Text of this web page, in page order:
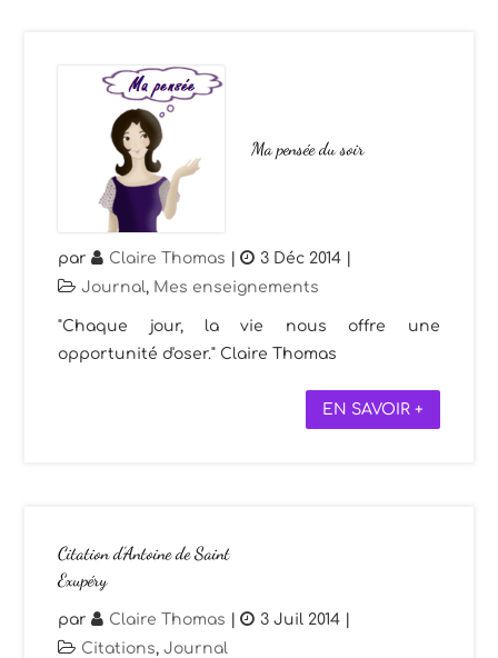
Ma pensée du soir
par Claire Thomas | 3 Déc 2014 |
Journal, Mes enseignements
"Chaque jour, la vie nous offre une
opportunité d'oser." Claire Thomas
EN SAVOIR +
Citation d’Antoine de Saint
Exupéry
par Claire Thomas | 3 Juil 2014 |
Citations,Journal